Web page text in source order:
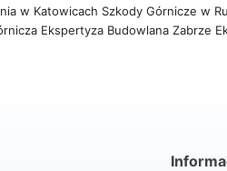
w Katowicach Szkody Górnicze w
Ekspertyza Budowlana Zabrze